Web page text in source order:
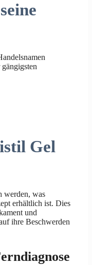
Gel
werden, was
erhältlich ist. Dies
und
ihre Beschwerden